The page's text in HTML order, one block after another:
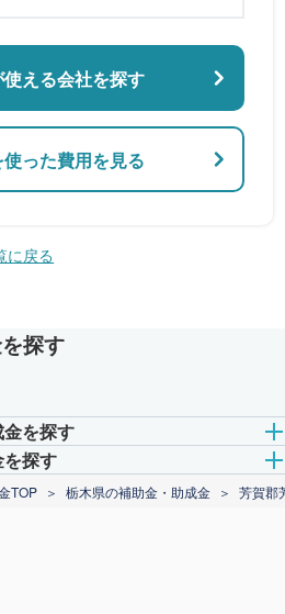
った費用を見る
える会社を探す
に戻る
探す
を探す
探す
TOP 栃木県の補助金・助成金 芳賀郡